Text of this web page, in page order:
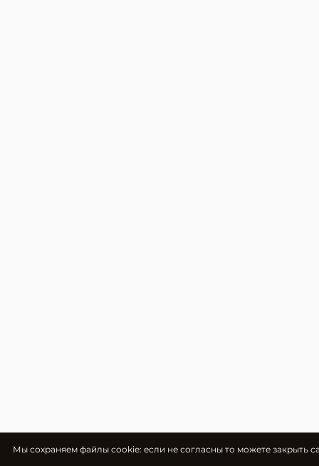
Мы cохраняем файлы cookie: если не согласны то можете закрыть